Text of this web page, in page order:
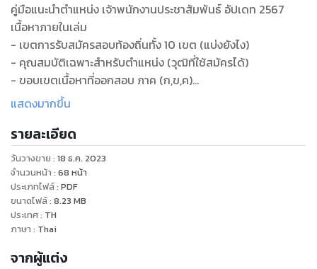
คู่มือแนะนำตำแหน่ง เจ้าพนักงานประชาสัมพันธ์ อัปเดท 2567
เนื้อหาภายในเล่ม
- เขตการรับสมัครสอบท้องถิ่นทั้ง 10 เขต (แบ่งยังไง)
- คุณสมบัติเฉพาะสำหรับตำแหน่ง (วุฒิที่ใช้สมัครได้)
- ขอบเขตเนื้อหาที่ออกสอบ ภาค (ก,ข,ค)
- มาตรฐานกำหนดตำแหน่ง (ความรู้ความสามารถที่ต้องมี)
- สถิติการเรียกบรรจุปี 2560-2564 (เรียกหมดหรือไม่)
- แนวทางวิธีการเลือกเขตที่ควรสมัครสอบ (สอบที่ไหนดี)
- การเรียกบรรจุข้ามเขตเรียกยังไงได้บ้าง
แสดงมากขึ้น
รายละเอียด
วันวางขาย : 18 ธ.ค. 2023
จำนวนหน้า : 68 หน้า
ประเภทไฟล์: PDF
ขนาดไฟล์: 8.23 MB
ประเทศ: TH
ภาษา : Thai
จากผู้แต่ง